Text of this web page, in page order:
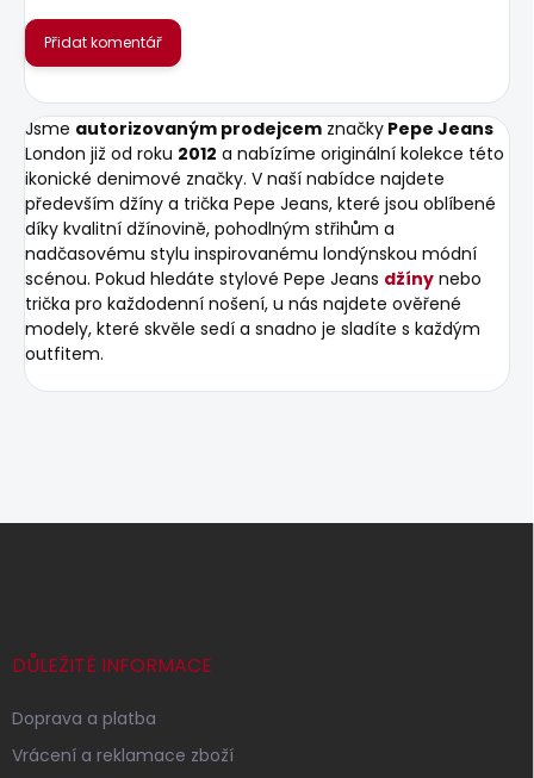
Přidat komentář
Jsme autorizovaným prodejcem značky Pepe Jeans
London již od roku 2012 a nabízíme originální kolekce této
ikonické denimové značky. V naší nabídce najdete
především džíny a trička Pepe Jeans, které jsou oblíbené
díky kvalitní džínovině, pohodlným střihům a
nadčasovému stylu inspirovanému londýnskou módní
scénou. Pokud hledáte stylové Pepe Jeans džíny nebo
trička pro každodenní nošení, u nás najdete ověřené
modely, které skvěle sedí a snadno je sladíte s každým
outfitem.
Z
DŮLEŽITÉ INFORMACE
Doprava a platba
Vrácení a reklamace zboží